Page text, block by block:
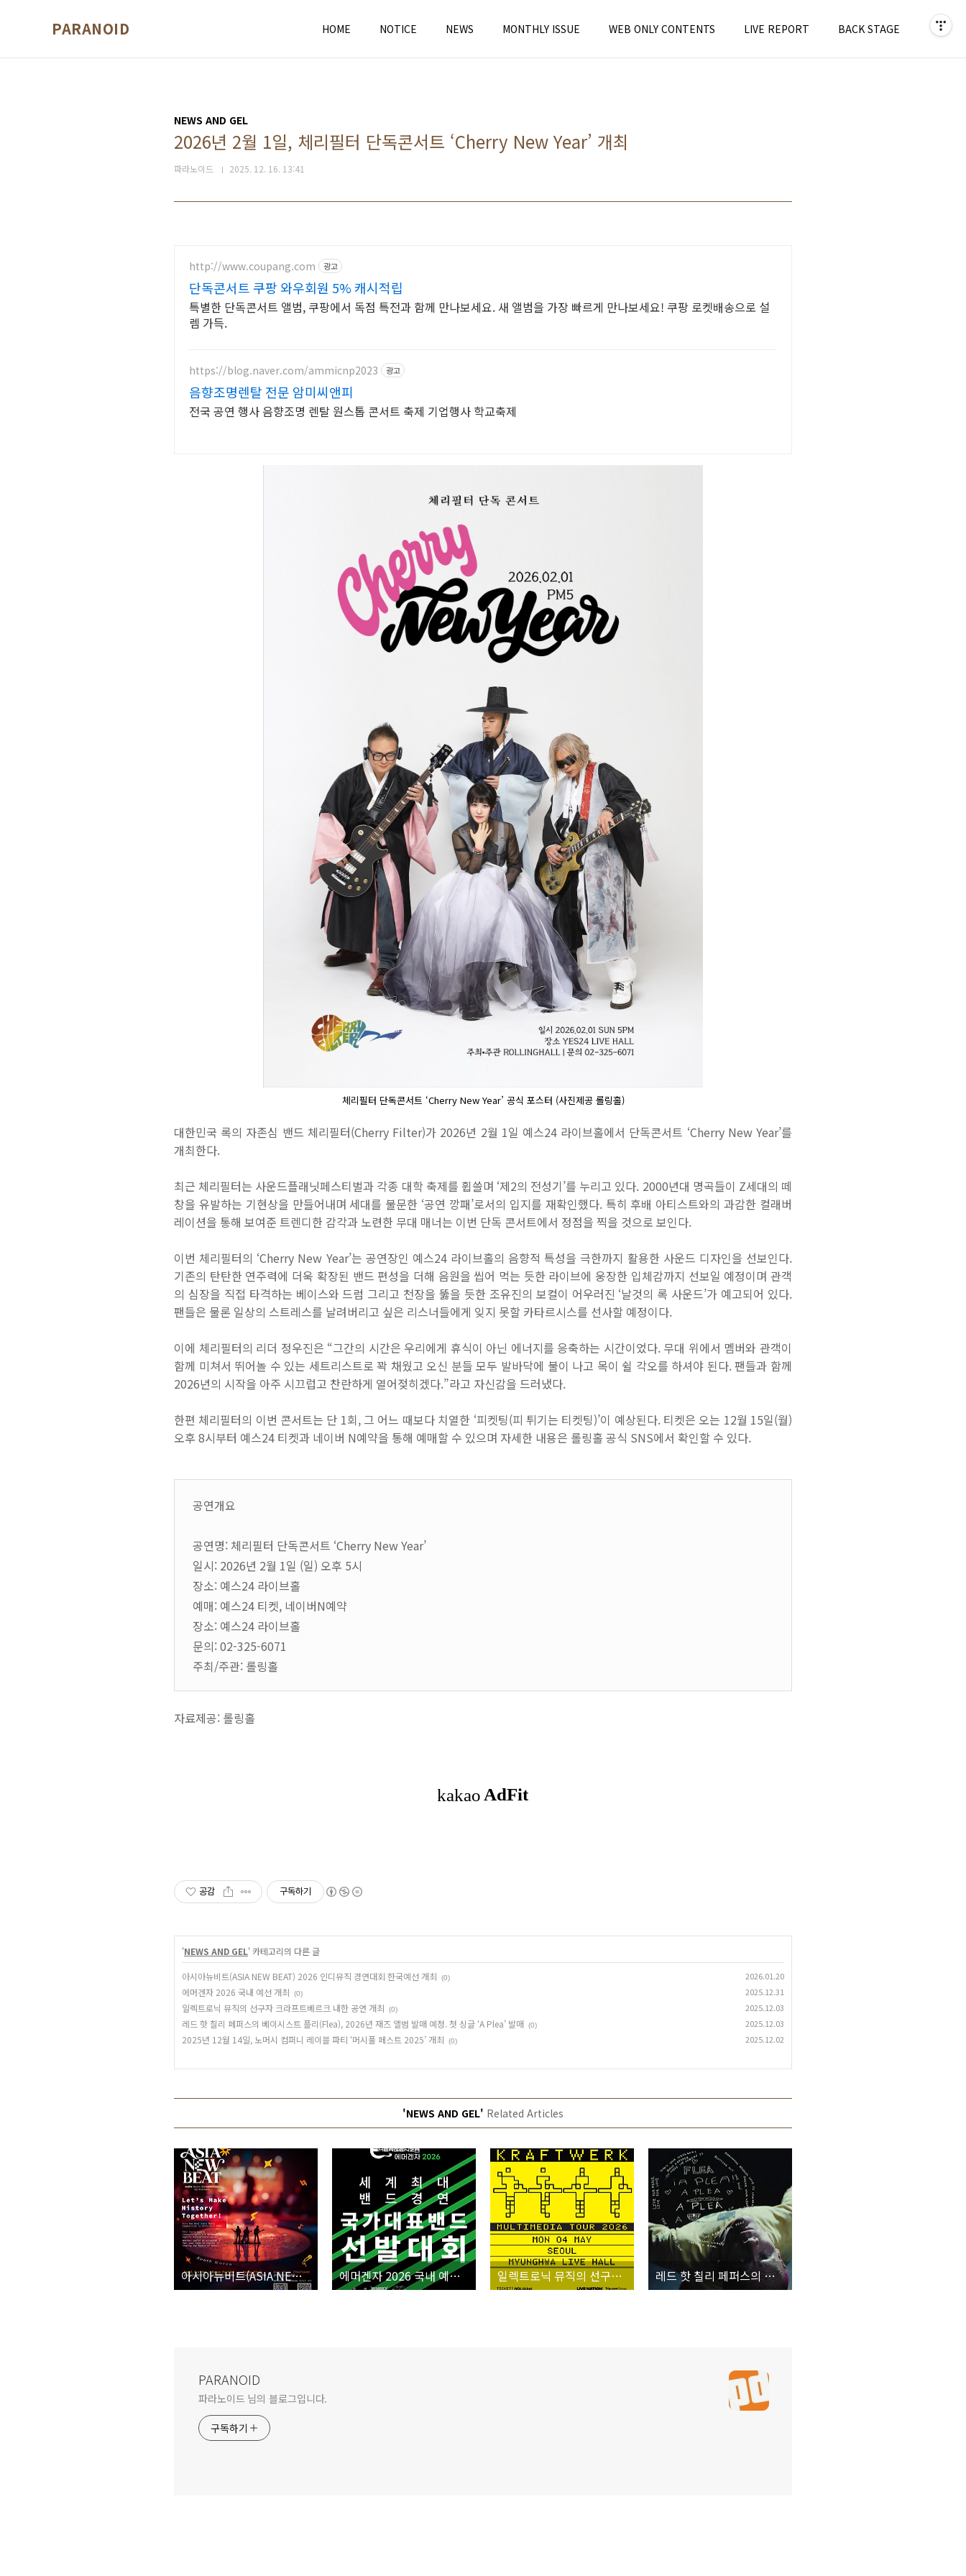
PARANOID HOME NOTICE NEWS MONTHLY ISSUE WEB ONLY CONTENTS LIVE REPORT BACK STAGE
NEWS AND GEL
2026년 2월 1일, 체리필터 단독콘서트 ‘Cherry New Year’ 개최
파라노이드 2025. 12. 16. 13:41
http://www.coupang.com 광고
단독콘서트 쿠팡 와우회원 5% 캐시적립
특별한 단독콘서트 앨범, 쿠팡에서 독점 특전과 함께 만나보세요. 새 앨범을 가장 빠르게 만나보세요! 쿠팡 로켓배송으로 설
렘 가득.
https://blog.naver.com/ammicnp2023 광고
음향조명렌탈 전문 암미씨앤피
전국 공연 행사 음향조명 렌탈 원스톱 콘서트 축제 기업행사 학교축제
체리필터 단독콘서트 ‘Cherry New Year’ 공식 포스터 (사진제공 롤링홀)
대한민국 록의 자존심 밴드 체리필터(Cherry Filter)가 2026년 2월 1일 예스24 라이브홀에서 단독콘서트 ‘Cherry New Year’를
개최한다.
최근 체리필터는 사운드플래닛페스티벌과 각종 대학 축제를 휩쓸며 ‘제2의 전성기’를 누리고 있다. 2000년대 명곡들이 Z세대의 떼
창을 유발하는 기현상을 만들어내며 세대를 불문한 ‘공연 깡패’로서의 입지를 재확인했다. 특히 후배 아티스트와의 과감한 컬래버
레이션을 통해 보여준 트렌디한 감각과 노련한 무대 매너는 이번 단독 콘서트에서 정점을 찍을 것으로 보인다.
이번 체리필터의 ‘Cherry New Year’는 공연장인 예스24 라이브홀의 음향적 특성을 극한까지 활용한 사운드 디자인을 선보인다.
기존의 탄탄한 연주력에 더욱 확장된 밴드 편성을 더해 음원을 씹어 먹는 듯한 라이브에 웅장한 입체감까지 선보일 예정이며 관객
의 심장을 직접 타격하는 베이스와 드럼 그리고 천장을 뚫을 듯한 조유진의 보컬이 어우러진 ‘날것의 록 사운드’가 예고되어 있다.
팬들은 물론 일상의 스트레스를 날려버리고 싶은 리스너들에게 잊지 못할 카타르시스를 선사할 예정이다.
이에 체리필터의 리더 정우진은 “그간의 시간은 우리에게 휴식이 아닌 에너지를 응축하는 시간이었다. 무대 위에서 멤버와 관객이
함께 미쳐서 뛰어놀 수 있는 세트리스트로 꽉 채웠고 오신 분들 모두 발바닥에 불이 나고 목이 쉴 각오를 하셔야 된다.팬들과 함께
2026년의 시작을 아주 시끄럽고 찬란하게 열어젖히겠다.”라고 자신감을 드러냈다.
한편 체리필터의 이번 콘서트는 단 1회, 그 어느 때보다 치열한 ‘피켓팅(피 튀기는 티켓팅)’이 예상된다. 티켓은 오는 12월 15일(월)
오후 8시부터 예스24 티켓과 네이버 N예약을 통해 예매할 수 있으며 자세한 내용은 롤링홀 공식 SNS에서 확인할 수 있다.
공연개요
공연명: 체리필터 단독콘서트 ‘Cherry New Year’
일시: 2026년 2월 1일 (일) 오후 5시
장소: 예스24 라이브홀
예매: 예스24 티켓, 네이버N예약
장소: 예스24 라이브홀
문의: 02-325-6071
주최/주관: 롤링홀
자료제공: 롤링홀
공감 구독하기
'NEWS AND GEL' 카테고리의 다른 글
아시아뉴비트(ASIA NEW BEAT) 2026 인디뮤직 경연대회 한국예선 개최 (0) 2026.01.20
에머겐자 2026 국내 예선 개최 (0) 2025.12.31
일렉트로닉 뮤직의 선구자 크라프트베르크 내한 공연 개최 (0) 2025.12.03
레드 핫 칠리 페퍼스의 베이시스트 플리(Flea), 2026년 재즈 앨범 발매 예정. 첫 싱글 ‘A Plea’ 발매 (0) 2025.12.03
2025년 12월 14일, 노머시 컴퍼니 레이블 파티 ‘머시풀 페스트 2025’ 개최 (0) 2025.12.02
'NEWS AND GEL' Related Articles
아시아뉴비트(ASIA NEW BEAT) 2026 인디뮤직 경연대회 한국예선 개최 에머겐자 2026 국내 예선 개최 일렉트로닉 뮤직의 선구자 크라프트베르크 내한 공연 개최 레드 핫 칠리 페퍼스의 베이시스트 플리(Flea), 2026년 재즈 앨범 발매 예정. 첫 싱글 ‘A Plea’ 발매
PARANOID
파라노이드 님의 블로그입니다.
구독하기